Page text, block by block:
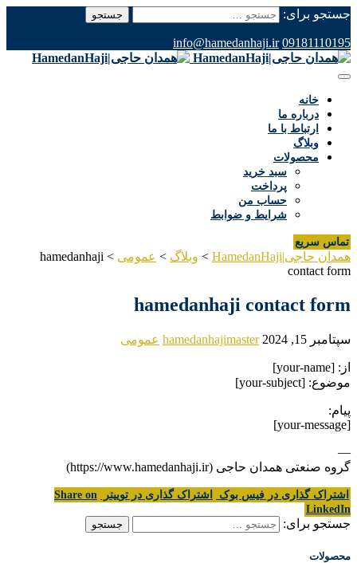
جستجو برای:
09181110195
info@hamedanhaji.ir
خانه
درباره ما
ارتباط با ما
وبلاگ
محصولات
سبد خرید
پرداخت
حساب من
شرایط و ضوابط
تماس سریع
همدان حاجی|HamedanHaji > وبلاگ > عمومی >
hamedanhaji
contact form
hamedanhaji contact form
سپتامبر 15, 2024 hamedanhajimaster عمومی
از: [your-name]
موضوع: [your-subject]
پیام:
[your-message]
—
گروه صنعتی همدان حاجی (https://www.hamedanhaji.ir)
اشتراک گذاری در فیس بوک اشتراک گذاری در توییتر
Share on
LinkedIn
جستجو برای:
محصولات